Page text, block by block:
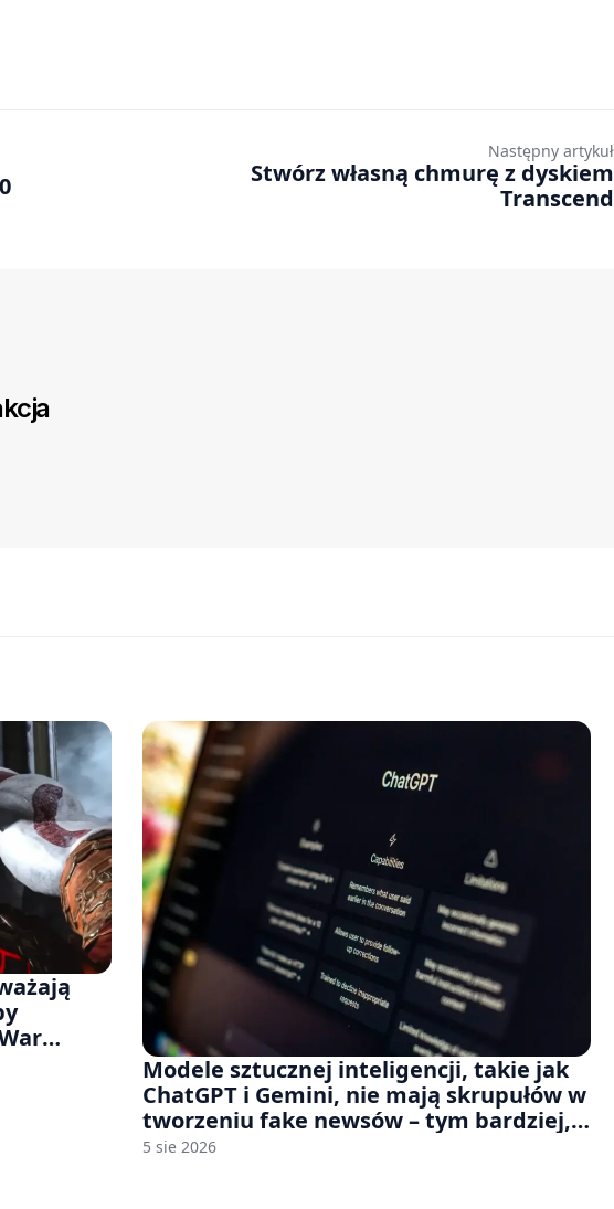
Następny artykuł
Stwórz własną chmurę z dyskiem
Transcend
Modele sztucznej inteligencji, takie jak
ChatGPT i Gemini, nie mają skrupułów w
tworzeniu fake newsów – tym bardziej,
jeśli rozmawiasz z nimi po polsku
5 sie 2026